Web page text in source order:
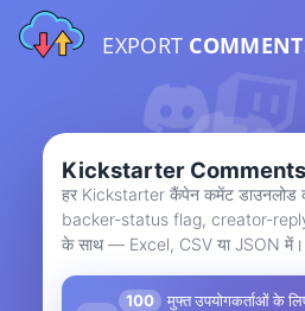
EXPORT
Kickstarter
हर Kickstarter कैंपेन कमेंट
backer-status flag, creator-
के साथ — Excel, CSV या JSON में।
100 मुफ्त उपयोगकर्ताओं के लिए